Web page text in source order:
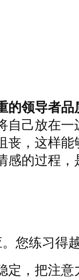
领导者品
己放在
，这样
的过程，
您练习得
，把注